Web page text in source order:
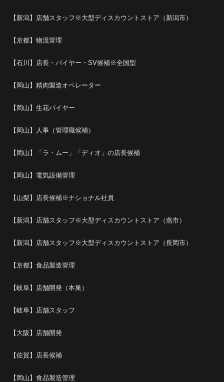
【新潟】店舗スタッフ※大型ディスカウントストア（新潟市）
【京都】物流管理
【石川】店長・バイヤー・SV候補※全国型
【岡山】精肉製造オペレーター
【岡山】生花バイヤー
【岡山】人事（管理職候補）
【岡山】「ラ・ムー」「ディオ」の店長候補
【岡山】電気設備管理
【山梨】店長候補※ナショナル社員
【新潟】店舗スタッフ※大型ディスカウントストア（燕市）
【新潟】店舗スタッフ※大型ディスカウントストア（長岡市）
【京都】食品製造管理
【岐阜】店舗開発（本巣）
【岐阜】店舗スタッフ
【大阪】店舗開発
【佐賀】店長候補
【岡山】食品製造管理